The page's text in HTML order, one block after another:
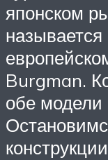
японском
Burgman.
обе модели